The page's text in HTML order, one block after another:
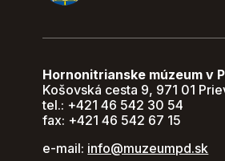
Hornonitrianske múzeum v
Košovská cesta 9, 971 01
tel.: +421 46 542 30 54
fax: +421 46 542 67 15
e-mail: info@muzeumpd.sk